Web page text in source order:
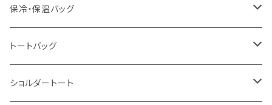
冷感タオル
ハンカチ
バッジ
ライティングスタンド
アクリル雑貨
ポンチョ
ポリエステル
フェアトレードコットン
ジュートコットン
保冷・保温バッグ
キャンパス
デニム
トートバッグ
オーガニックコットン
ショルダートート